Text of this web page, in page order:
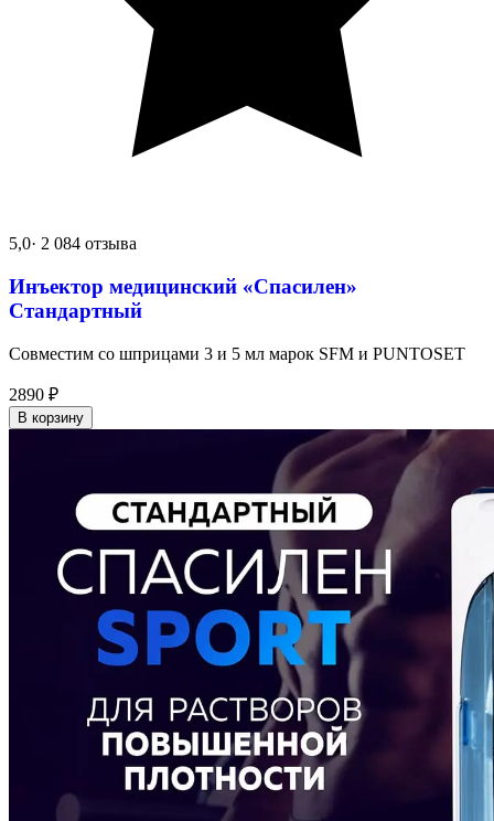
5,0· 2 084 отзыва
Инъектор медицинский «Спасилен»
Стандартный
Совместим со шприцами 3 и 5 мл марок SFM и PUNTOSET
2890 ₽
В корзину